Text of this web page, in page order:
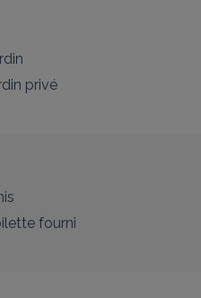
privé
fourni